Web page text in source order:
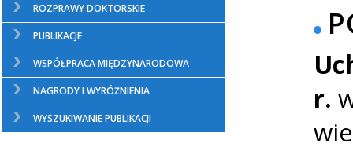
ROZPRAWY DOKTORSKIE
PUBLIKACJE
WSPÓŁPRACA MIĘDZYNARODOWA
NAGRODY I WYRÓŻNIENIA
WYSZUKIWANIE PUBLIKACJI
r.